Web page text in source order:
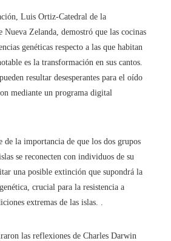
Luis Ortiz-Catedral de la
Nueva Zelanda, demostró que las cocinas
genéticas respecto a las que habitan
es la transformación en sus cantos.
resultar desesperantes para el oído
mediante un programa digital
de la importancia de que los dos grupos
se reconecten con individuos de su
una posible extinción que supondrá la
crucial para la resistencia a
extremas de las islas. .
las reflexiones de Charles Darwin